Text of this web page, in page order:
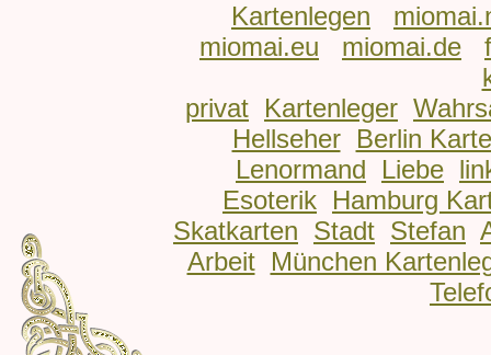
Kartenlegen
miomai.eu
miomai.de
privat Kartenleger
Hellseher
Berlin
Lenormand
Liebe
Esoterik Hamburg
Skatkarten Stadt Stefan
Arbeit
München